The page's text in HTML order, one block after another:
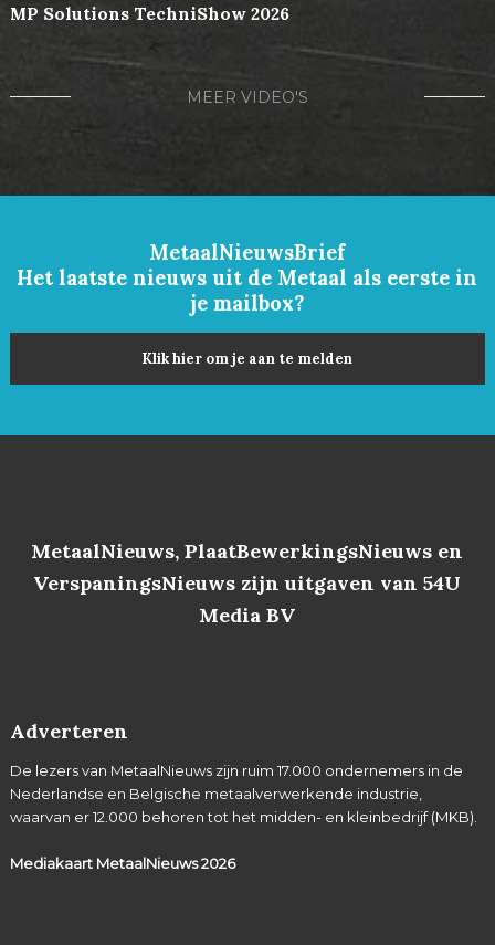
MP Solutions TechniShow 2026
MEER VIDEO'S
MetaalNieuwsBrief
Het laatste nieuws uit de Metaal als eerste in
je mailbox?
Klik hier om je aan te melden
MetaalNieuws, PlaatBewerkingsNieuws en
VerspaningsNieuws zijn uitgaven van 54U
Media BV
Adverteren
De lezers van MetaalNieuws zijn ruim 17.000 ondernemers in de
Nederlandse en Belgische metaalverwerkende industrie,
waarvan er 12.000 behoren tot het midden- en kleinbedrijf (MKB).
Mediakaart MetaalNieuws2026